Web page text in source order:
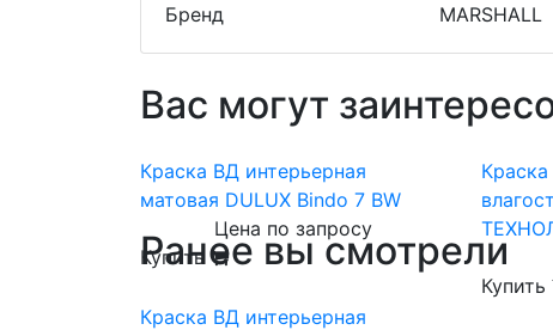
Бренд MARSHALL
Вас могут
Краска ВД интерьерная
матовая DULUX Bindo 7 BW
Цена по запросу
Купить
Купить
Ранее вы смотрели
Краска ВД интерьерная